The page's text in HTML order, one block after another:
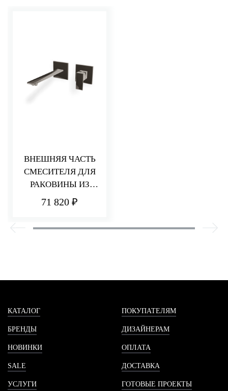
ВНЕШНЯЯ ЧАСТЬ
СМЕСИТЕЛЯ ДЛЯ
РАКОВИНЫ ИЗ
СТЕНЫ 185 ММ Q30
71 820 ₽
КАТАЛОГ
БРЕНДЫ
НОВИНКИ
SALE
УСЛУГИ
ПОКУПАТЕЛЯМ
ДИЗАЙНЕРАМ
ОПЛАТА
ДОСТАВКА
ГОТОВЫЕ ПРОЕКТЫ